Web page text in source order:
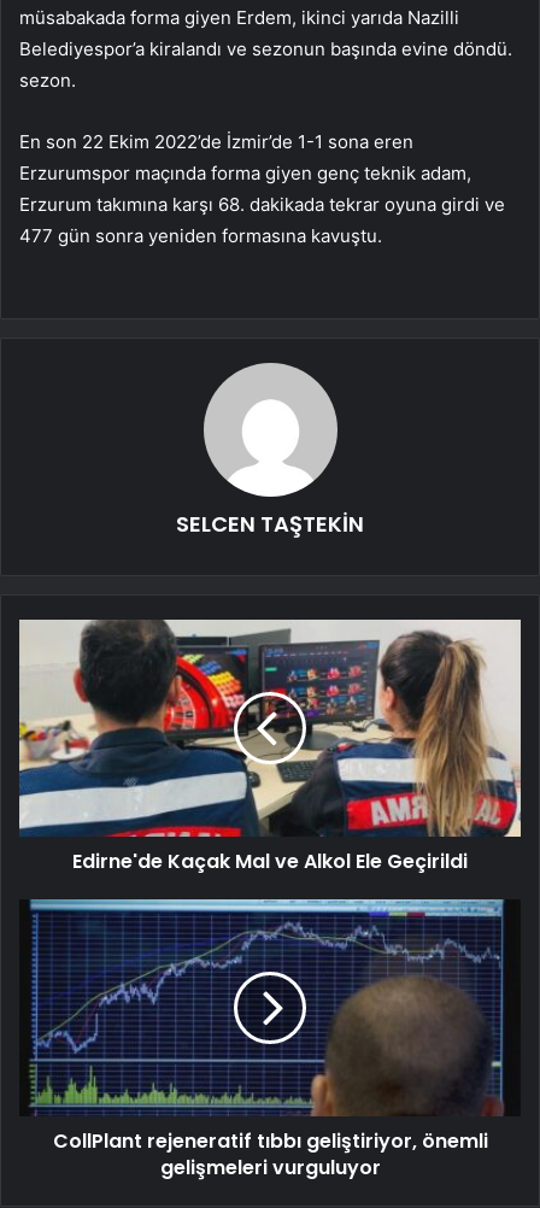
müsabakada forma giyen Erdem, ikinci yarıda Nazilli
Belediyespor’a kiralandı ve sezonun başında evine döndü.
sezon.
En son 22 Ekim 2022’de İzmir’de 1-1 sona eren
Erzurumspor maçında forma giyen genç teknik adam,
Erzurum takımına karşı 68. dakikada tekrar oyuna girdi ve
477 gün sonra yeniden formasına kavuştu.
SELCEN TAŞTEKİN
Edirne'de Kaçak Mal ve Alkol Ele Geçirildi
CollPlant rejeneratif tıbbı geliştiriyor, önemli
gelişmeleri vurguluyor